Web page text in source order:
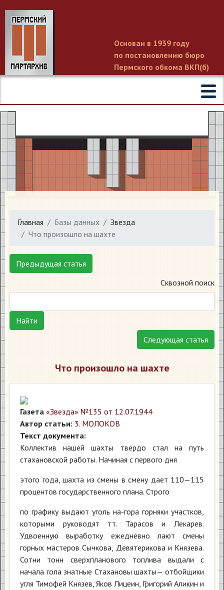
Основан в 1939 году
по постановлению бюро
Пермского обкома ВКП(б)
Главная Базы данных
Звезда
Что произошло на шахте
Предыдущая статья
Сквозной поиск
Найти
Следующая статья
Что произошло на шахте
Газета «Звезда» №135 от 12.07.1944
Автор статьи: 3. МОЛОКОВ
Текст документа:
Коллектив нашей шахты твердо стал на путь
стахановской работы. Начиная с первого дня
этого года, шахта из смены в смену дает 110—115
процентов государственного плана. Строго
по графику выдают уголь на-гора горняки участков,
которыми руководят тт. Тарасов и Лекарев.
Удвоенную выработку ежедневно лают смены
горных мастеров Сычкова, Девятерикова и Князева.
Сотни тонн сверхпланового топлива выдали с
начала гола знатные Стахановы шахты— отбойщики
угля Тимофей Князев, Яков Лицеин, Григорий Аликин и